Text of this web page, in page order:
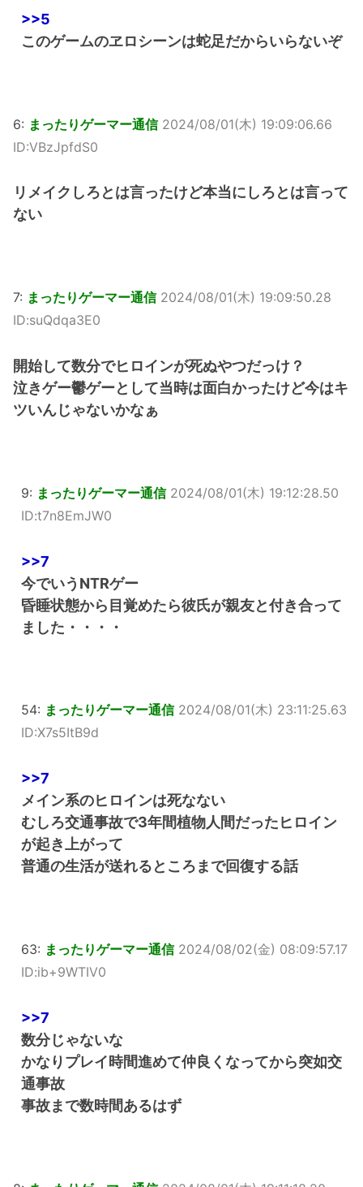
>>5
このゲームのヱロシーンは蛇足だからいらないぞ
6: まったりゲーマー通信 2024/08/01(木) 19:09:06.66
ID:VBzJpfdS0
リメイクしろとは言ったけど本当にしろとは言って
ない
7: まったりゲーマー通信 2024/08/01(木) 19:09:50.28
ID:suQdqa3E0
開始して数分でヒロインが死ぬやつだっけ？
泣きゲー鬱ゲーとして当時は面白かったけど今はキ
ツいんじゃないかなぁ
9: まったりゲーマー通信 2024/08/01(木) 19:12:28.50
ID:t7n8EmJW0
>>7
今でいうNTRゲー
昏睡状態から目覚めたら彼氏が親友と付き合って
ました・・・・
54: まったりゲーマー通信 2024/08/01(木) 23:11:25.63
ID:X7s5ItB9d
>>7
メイン系のヒロインは死なない
むしろ交通事故で3年間植物人間だったヒロイン
が起き上がって
普通の生活が送れるところまで回復する話
63: まったりゲーマー通信 2024/08/02(金) 08:09:57.17
ID:ib+9WTIV0
>>7
数分じゃないな
かなりプレイ時間進めて仲良くなってから突如交
通事故
事故まで数時間あるはず